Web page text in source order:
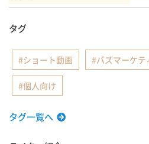
タグ
ショート動画 バズマーケテ
個人向け
タグ一覧へ